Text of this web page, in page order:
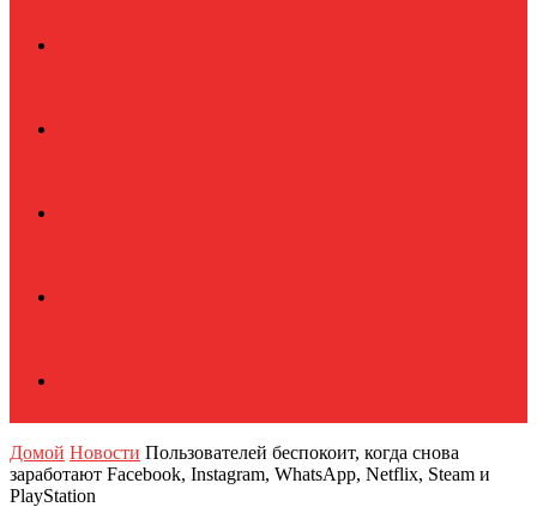
Домой Новости Пользователей беспокоит, когда снова
заработают Facebook, Instagram, WhatsApp, Netflix, Steam и
PlayStation